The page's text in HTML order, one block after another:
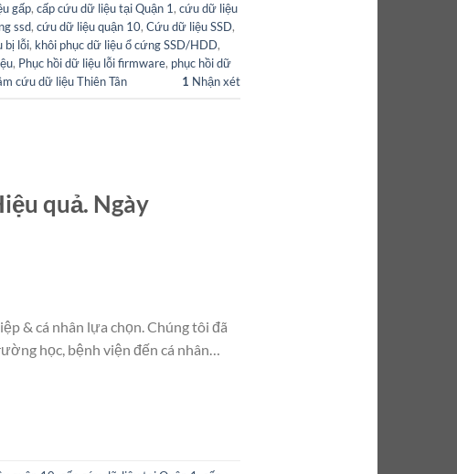
gấp, cấp cứu dữ liệu tại Quận 1, cứu dữ liệu
ssd, cứu dữ liệu quận 10, Cứu dữ liệu SSD,
bị lỗi, khôi phục dữ liệu ổ cứng SSD/HDD,
, Phục hồi dữ liệu lỗi firmware, phục hồi dữ
cứu dữ liệu Thiên Tân 1 Nhận xét
quả. Ngày
& cá nhân lựa chọn. Chúng tôi đã
học, bệnh viện đến cá nhân…